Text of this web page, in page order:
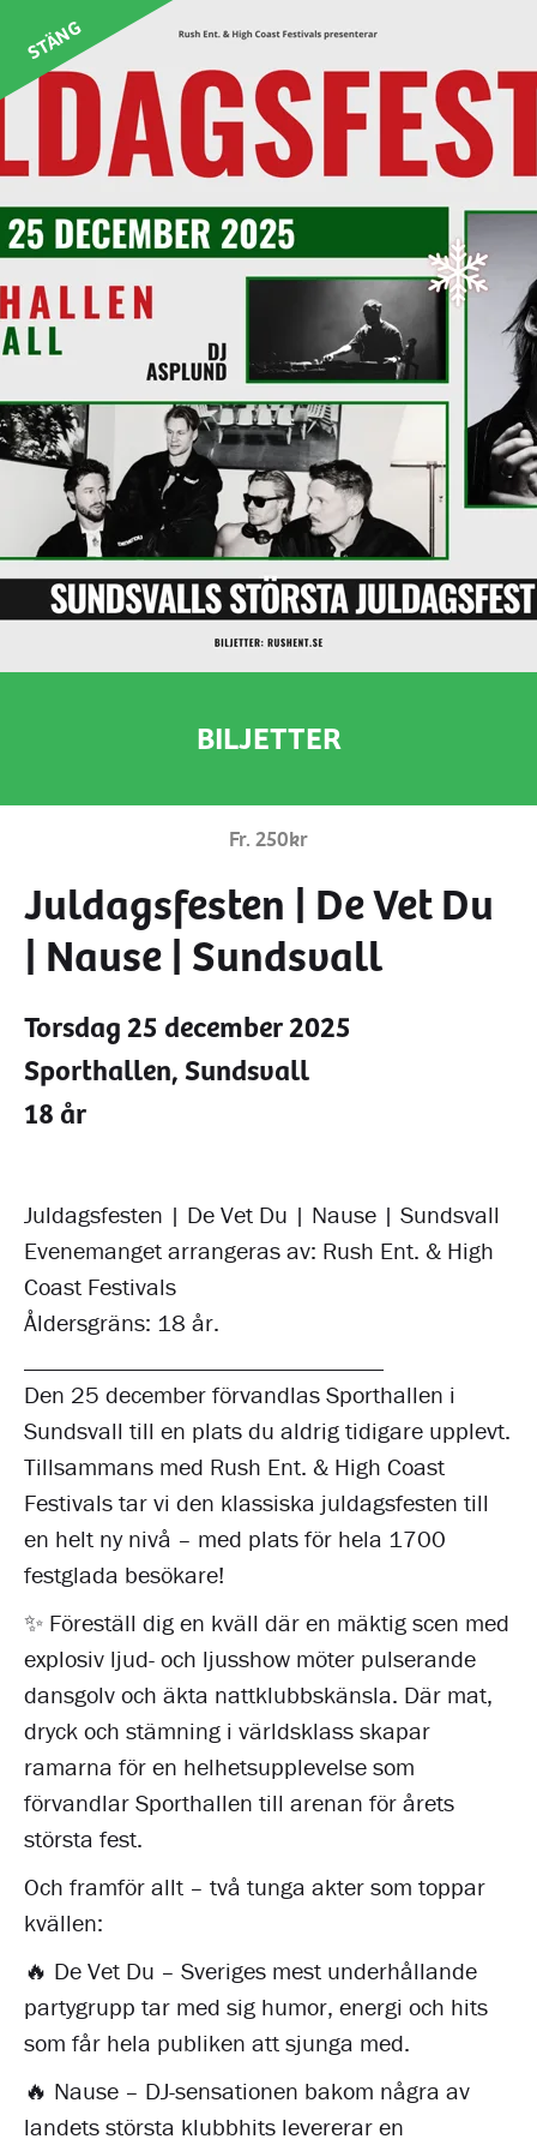
STARTSIDA
STÄNG
BILJETTER
Fr. 250kr
Juldagsfesten | De Vet Du
| Nause | Sundsvall
Torsdag 25 december 2025
Sporthallen, Sundsvall
18 år
Juldagsfesten | De Vet Du | Nause | Sundsvall
Evenemanget arrangeras av: Rush Ent. & High
Coast Festivals
Åldersgräns: 18 år.
Den 25 december förvandlas Sporthallen i
Sundsvall till en plats du aldrig tidigare upplevt.
Tillsammans med Rush Ent. & High Coast
Festivals tar vi den klassiska juldagsfesten till
en helt ny nivå – med plats för hela 1700
festglada besökare!
✨ Föreställ dig en kväll där en mäktig scen med
explosiv ljud- och ljusshow möter pulserande
dansgolv och äkta nattklubbskänsla. Där mat,
dryck och stämning i världsklass skapar
ramarna för en helhetsupplevelse som
förvandlar Sporthallen till arenan för årets
största fest.
Och framför allt – två tunga akter som toppar
kvällen:
🔥 De Vet Du – Sveriges mest underhållande
partygrupp tar med sig humor, energi och hits
som får hela publiken att sjunga med.
🔥 Nause – DJ-sensationen bakom några av
landets största klubbhits levererar en
Kontakt
Har du frågor så tveka inte att
kontakta oss på info@hknoje.se
info@hknoje.se